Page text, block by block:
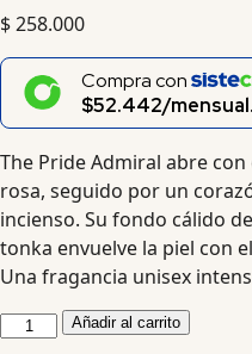
$258.000
Compra con
$52.442/
The Pride Admiral abre
rosa, seguido por un
incienso. Su fondo cálido
tonka envuelve la piel con
Una fragancia unisex
Añadir al carrito